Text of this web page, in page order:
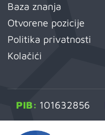
Baza znanja
Otvorene pozicije
Politika privatnosti
Kolačići
PIB: 101632856